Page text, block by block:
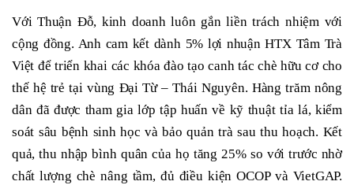
Với Thuận Đỗ, kinh doanh luôn gắn liền trách nhiệm với
cộng đồng. Anh cam kết dành 5% lợi nhuận HTX Tâm Trà
Việt để triển khai các khóa đào tạo canh tác chè hữu cơ cho
thế hệ trẻ tại vùng Đại Từ – Thái Nguyên. Hàng trăm nông
dân đã được tham gia lớp tập huấn về kỹ thuật tỉa lá, kiểm
soát sâu bệnh sinh học và bảo quản trà sau thu hoạch. Kết
quả, thu nhập bình quân của họ tăng 25% so với trước nhờ
chất lượng chè nâng tầm, đủ điều kiện OCOP và VietGAP.